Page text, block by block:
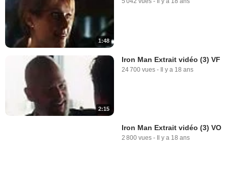
1:48
2:15
Iron Man Extrait vidéo (3) VF
24 700 vues - Il y a 18 ans
Iron Man Extrait vidéo (3) VO
2 800 vues - Il y a 18 ans